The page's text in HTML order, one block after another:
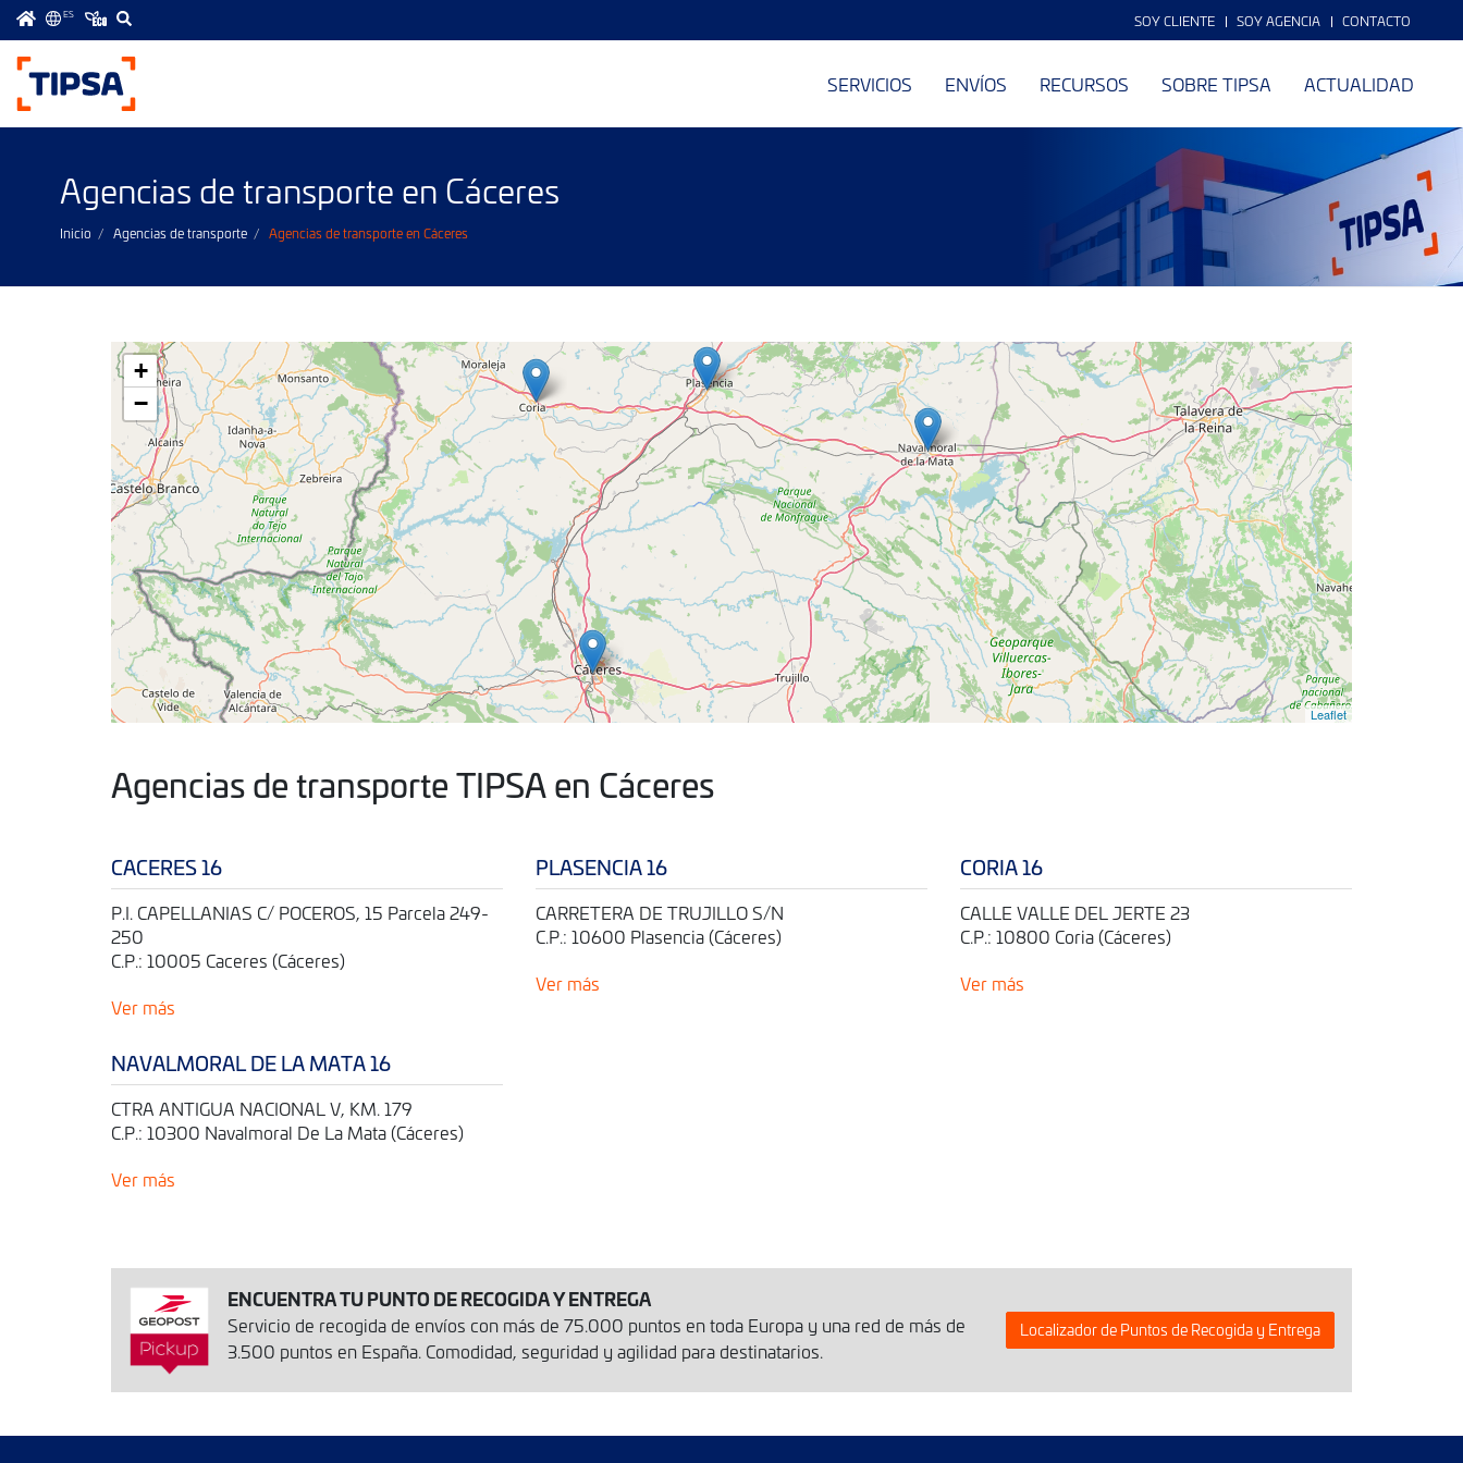
ES SOY CLIENTE SOY AGENCIA CONTACTO
Menú
SERVICIOS ENVÍOS RECURSOS SOBRE TIPSA ACTUALIDAD
Agencias de transporte en Cáceres
Inicio Agencias de transporte Agencias de transporte en Cáceres
+
−
Leaflet
Agencias de transporte TIPSA en Cáceres
CACERES 16
P.I. CAPELLANIAS C/ POCEROS, 15 Parcela 249-
250
C.P.: 10005 Caceres (Cáceres)
Ver más
PLASENCIA 16
CARRETERA DE TRUJILLO S/N
C.P.: 10600 Plasencia (Cáceres)
Ver más
CORIA 16
CALLE VALLE DEL JERTE 23
C.P.: 10800 Coria (Cáceres)
Ver más
NAVALMORAL DE LA MATA 16
CTRA ANTIGUA NACIONAL V, KM. 179
C.P.: 10300 Navalmoral De La Mata (Cáceres)
Ver más
ENCUENTRA TU PUNTO DE RECOGIDA Y ENTREGA
Servicio de recogida de envíos con más de 75.000 puntos en toda Europa y una red de más de
3.500 puntos en España. Comodidad, seguridad y agilidad para destinatarios.
Localizador de Puntos de Recogida y Entrega